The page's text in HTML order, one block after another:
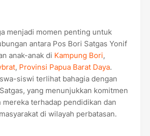
menjadi momen penting untuk
antara Pos Bori Satgas Yonif
anak-anak di Kampung Bori,
, Provinsi Papua Barat Daya.
siswi terlihat bahagia dengan
yang menunjukkan komitmen
mereka terhadap pendidikan dan
di wilayah perbatasan.